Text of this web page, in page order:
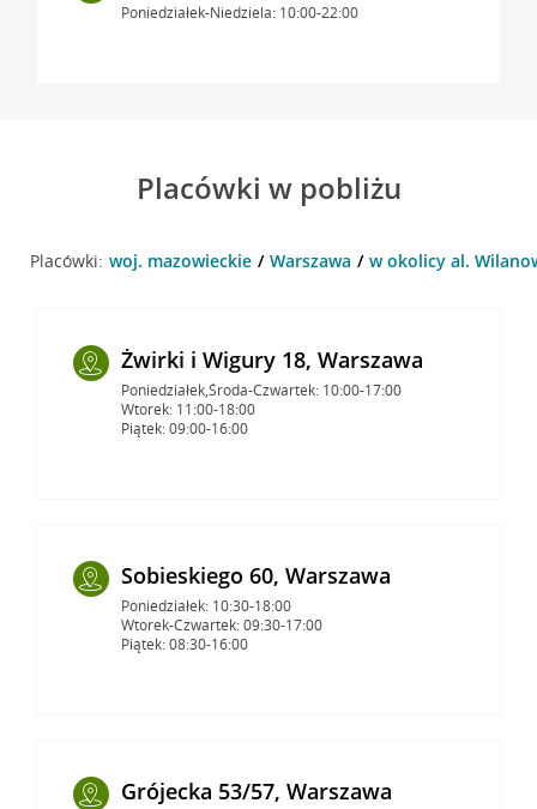
Poniedziałek-Niedziela: 10:00-22:00
Placówki w pobliżu
Placówki: woj. mazowieckie Warszawa w okolicy al.
Żwirki i Wigury 18, Warszawa
Poniedziałek,Środa-Czwartek: 10:00-17:00
Wtorek: 11:00-18:00
Piątek: 09:00-16:00
Sobieskiego 60, Warszawa
Poniedziałek: 10:30-18:00
Wtorek-Czwartek: 09:30-17:00
Piątek: 08:30-16:00
Grójecka 53/57, Warszawa